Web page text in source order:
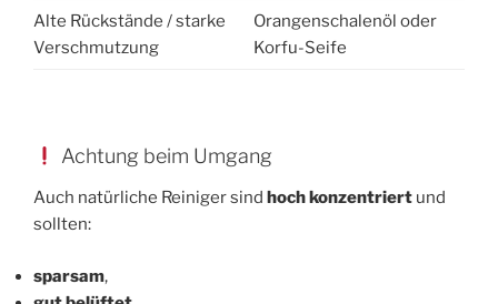
Alte Rückstände / starke
Verschmutzung
Orangenschalenöl oder
Korfu-Seife
Achtung beim Umgang
Auch natürliche Reiniger sind hoch konzentriert und
sollten:
sparsam,